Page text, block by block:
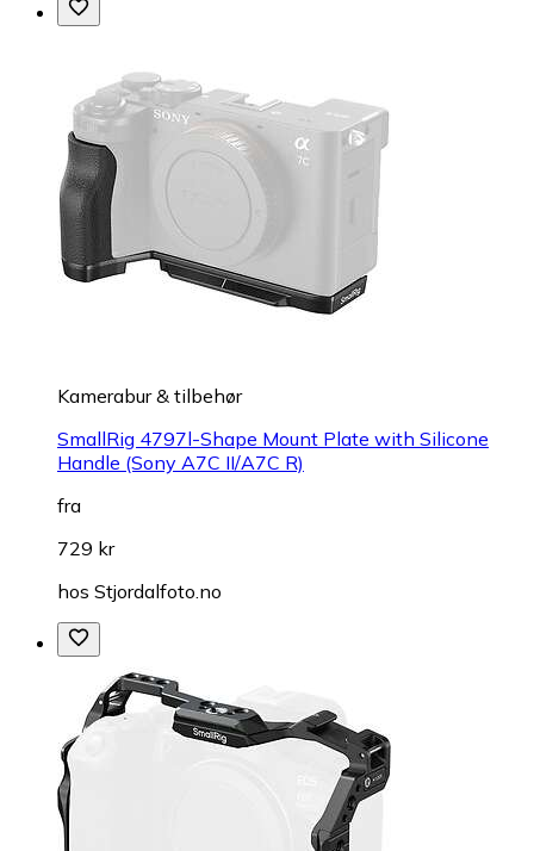
Kamerabur & tilbehør
SmallRig 4797l-Shape Mount Plate with Silicone
Handle (Sony A7C II/A7C R)
fra
729 kr
hos Stjordalfoto.no